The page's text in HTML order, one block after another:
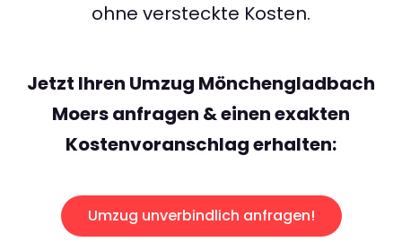
ohne versteckte Kosten.
Jetzt Ihren Umzug Mönchengladbach
Moers anfragen & einen exakten
Kostenvoranschlag erhalten:
Umzug unverbindlich anfragen!